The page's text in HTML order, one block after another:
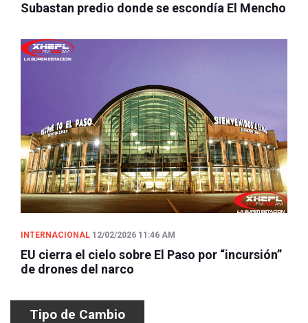
Subastan predio donde se escondía El Mencho
INTERNACIONAL 12/02/2026 11:46 AM
EU cierra el cielo sobre El Paso por “incursión”
de drones del narco
Tipo de Cambio